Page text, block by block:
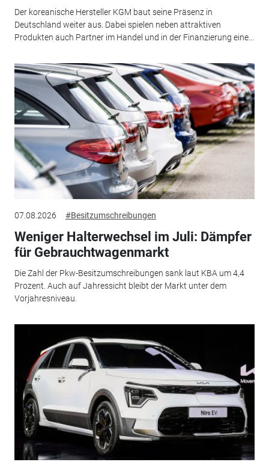
Der koreanische Hersteller KGM baut seine Präsenz in
Deutschland weiter aus. Dabei spielen neben attraktiven
Produkten auch Partner im Handel und in der Finanzierung eine...
07.08.2026 #Besitzumschreibungen
Weniger Halterwechsel im Juli: Dämpfer
für Gebrauchtwagenmarkt
Die Zahl der Pkw-Besitzumschreibungen sank laut KBA um 4,4
Prozent. Auch auf Jahressicht bleibt der Markt unter dem
Vorjahresniveau.